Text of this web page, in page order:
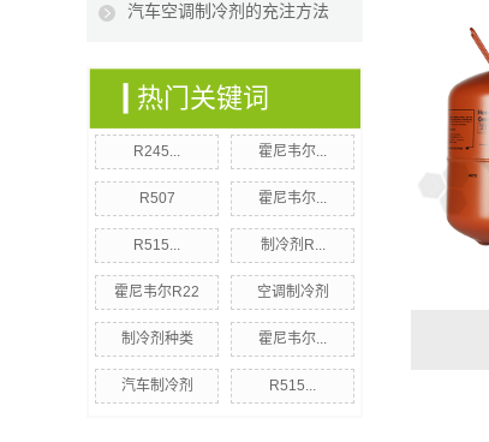
汽车空调制冷剂的充注方法
热门关键词
R245... 霍尼韦尔...
R507 霍尼韦尔...
R515... 制冷剂R...
霍尼韦尔R22 空调制冷剂
制冷剂种类 霍尼韦尔...
汽车制冷剂 R515...